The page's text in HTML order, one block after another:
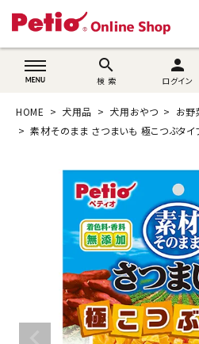
wovn-lang-
search
検 索
person
ログイン
猫用品
ブランド別に探す
目的別に探す
SNS
ご利用案内
HOME 犬用品 犬用おやつ お野
素材そのまま さつまいも 極こつぶタ